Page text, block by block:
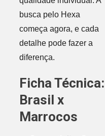
busca pelo Hexa
começa agora, e cada
detalhe pode fazer a
diferença.
Ficha Técnica:
Brasil x
Marrocos